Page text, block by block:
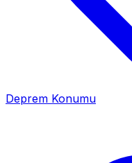
Deprem Konumu